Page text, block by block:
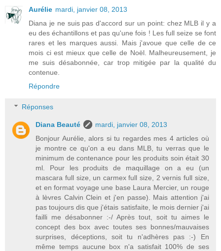
Aurélie mardi, janvier 08, 2013
Diana je ne suis pas d'accord sur un point: chez MLB il y a
eu des échantillons et pas qu'une fois ! Les full seize se font
rares et les marques aussi. Mais j'avoue que celle de ce
mois ci est mieux que celle de Noël. Malheureusement, je
me suis désabonnée, car trop mitigée par la qualité du
contenue.
Répondre
Réponses
Diana Beauté
mardi, janvier 08, 2013
Bonjour Aurélie, alors si tu regardes mes 4 articles où
je montre ce qu'on a eu dans MLB, tu verras que le
minimum de contenance pour les produits soin était 30
ml. Pour les produits de maquillage on a eu (un
mascara full size, un carmex full size, 2 vernis full size,
et en format voyage une base Laura Mercier, un rouge
à lèvres Calvin Clein et j'en passe). Mais attention j'ai
pas toujours dis que j'étais satisfaite, le mois dernier j'ai
failli me désabonner :-/ Après tout, soit tu aimes le
concept des box avec toutes ses bonnes/mauvaises
surprises, déceptions, soit tu n'adhères pas :-) En
même temps aucune box n'a satisfait 100% de ses